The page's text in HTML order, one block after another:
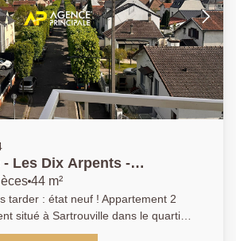
Les Dix Arpents -
2 pièces 43.31 m2 avec
44 m²
tarder : état neuf ! Appartement 2
situé à Sartrouville dans le quartier